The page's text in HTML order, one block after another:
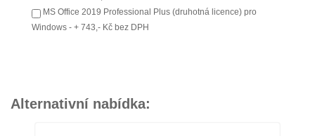
MS Office 2019 Professional Plus (druhotná licence) pro
Windows - + 743,- Kč bez DPH
Alternativní nabídka: